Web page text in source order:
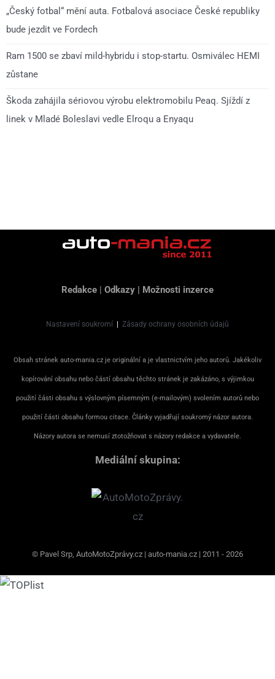
„Český fotbal“ mění auta. Fotbalová asociace České republiky
bude jezdit ve Fordech
Ram 1500 se zbaví mild-hybridu i stop-startu. Osmiválec HEMI
zůstane
Škoda zahájila sériovou výrobu elektromobilu Peaq. Sjíždí z
linek v Mladé Boleslavi vedle Elroqu a Enyaqu
Redakce | Odkazy | Možnosti inzerce
Nastavení soukromí | Zásady ochrany osobních údajů
Obsah stránek auto-mania.cz je originální a je vlastnictvím jeho autorů. Jakékoliv
kopírování obsahu nebo částí obsahu těchto stránek je zakázáno, s výjimkou
použití části obsahu s výslovným písemným (e-mailovým) svolením autorů nebo
použití části obsahu formou citace. Články vyjadřují soukromý názor autora.
Názory autora se nemusí ztotožňovat s názory redakce a vydavatele.
Mediální skupina:
© Pavel Srp, AutoMotoZprávy.cz | auto-mania.cz | 2011 - 2026